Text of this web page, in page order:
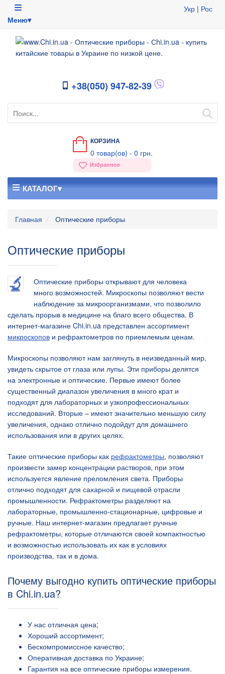
Меню▾
Укр | Рос
+38(050) 947-82-39
КОРЗИНА
0 товар(ов) - 0 грн.
Избранное
КАТАЛОГ▾
Главная Оптические приборы
Оптические приборы
Оптические приборы открывают для человека
много возможностей. Микроскопы позволяют вести
наблюдение за микроорганизмами, что позволило
сделать прорыв в медицине на благо всего общества. В
интернет-магазине Chi.in.ua представлен ассортимент
микроскопов и рефрактометров по приемлемым ценам.
Микроскопы позволяют нам заглянуть в неизведанный мир,
увидеть скрытое от глаза или лупы. Эти приборы делятся
на электронные и оптические. Первые имеют более
существенный диапазон увеличения в много крат и
подходят для лабораторных и узкопрофессиональных
исследований. Вторые – имеют значительно меньшую силу
увеличения, однако отлично подойдут для домашнего
использования или в других целях.
Такие оптические приборы как рефрактометры, позволяют
произвести замер концентрации растворов, при этом
используется явление преломления света. Приборы
отлично подходят для сахарной и пищевой отрасли
промышленности. Рефрактометры разделяют на
лабораторные, промышленно-стационарные, цифровые и
ручные. Наш интернет-магазин предлагает ручные
рефрактометры, которые отличаются своей компактностью
и возможностью использовать их как в условиях
производства, так и в дома.
Почему выгодно купить оптические приборы
в Chi.in.ua?
У нас отличная цена;
Хороший ассортимент;
Бескомпромиссное качество;
Оперативная доставка по Украине;
Гарантия на все оптические приборы измерения.